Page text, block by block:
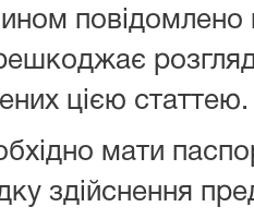
повідомлено
цією статтею.
мати
здійснення